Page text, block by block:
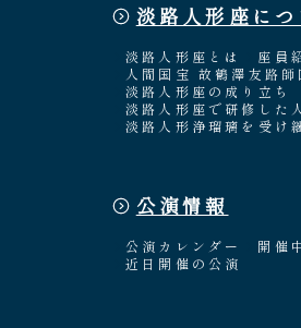
淡路人形座につ
淡路人形座とは
座員
人間国宝 故鶴澤友路師
淡路人形座の成り立ち
淡路人形座で研修した
淡路人形浄瑠璃を受け
公演情報
公演カレンダー
開催
近日開催の公演